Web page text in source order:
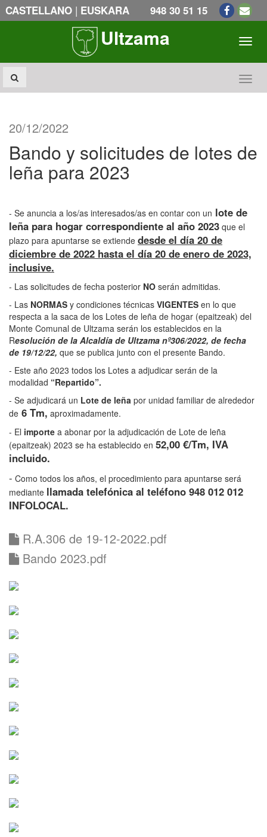
CASTELLANO | EUSKARA 948 30 51 15
Ultzama
20/12/2022
Bando y solicitudes de lotes de
leña para 2023
- Se anuncia a los/as interesados/as en contar con un lote de
leña para hogar correspondiente al año 2023 que el
plazo para apuntarse se extiende desde el día 20 de
diciembre de 2022 hasta el día 20 de enero de 2023,
inclusive.
- Las solicitudes de fecha posterior NO serán admitidas.
- Las NORMAS y condiciones técnicas VIGENTES en lo que
respecta a la saca de los Lotes de leña de hogar (epaitzeak) del
Monte Comunal de Ultzama serán los establecidos en la
Resolución de la Alcaldía de Ultzama nº306/2022, de fecha
de 19/12/22, que se publica junto con el presente Bando.
- Este año 2023 todos los Lotes a adjudicar serán de la
modalidad “Repartido”.
- Se adjudicará un Lote de leña por unidad familiar de alrededor
de 6 Tm, aproximadamente.
- El importe a abonar por la adjudicación de Lote de leña
(epaitzeak) 2023 se ha establecido en 52,00 €/Tm, IVA
incluido.
- Como todos los años, el procedimiento para apuntarse será
mediante llamada telefónica al teléfono 948 012 012
INFOLOCAL.
R.A.306 de 19-12-2022.pdf
Bando 2023.pdf